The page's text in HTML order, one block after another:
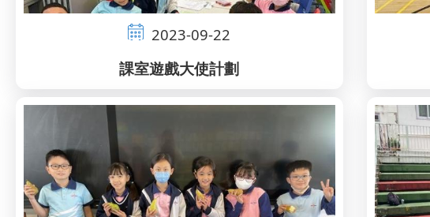
2023-09-22
課室遊戲大使計劃